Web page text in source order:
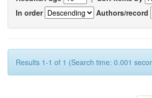
In order
Authors/record
Results 1-1 of 1 (Search time: 0.001